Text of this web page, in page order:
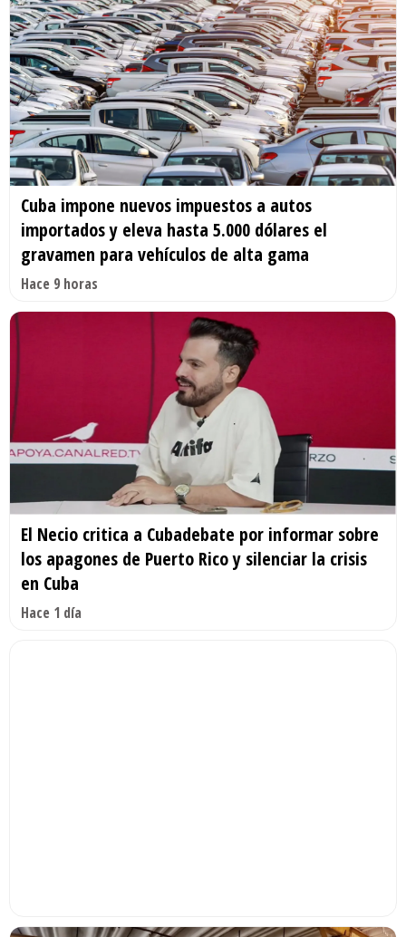
Cuba impone nuevos impuestos a autos
importados y eleva hasta 5.000 dólares el
gravamen para vehículos de alta gama
Hace 9 horas
El Necio critica a Cubadebate por informar sobre
los apagones de Puerto Rico y silenciar la crisis
en Cuba
Hace 1 día